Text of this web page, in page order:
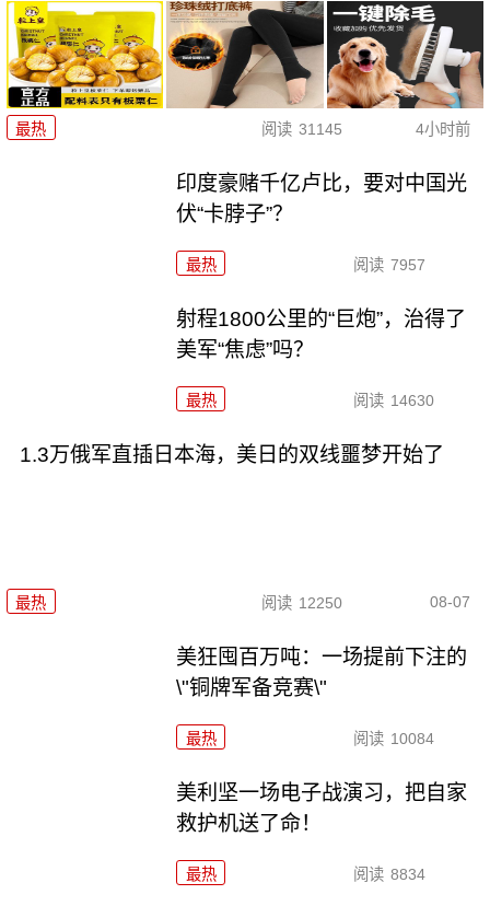
最热 阅读 31145 4小时前
印度豪赌千亿卢比，要对中国光
伏“卡脖子”？
最热 阅读 7957
射程1800公里的“巨炮”，治得了
美军“焦虑”吗？
最热 阅读 14630
1.3万俄军直插日本海，美日的双线噩梦开始了
最热 阅读 12250 08-07
美狂囤百万吨：一场提前下注的
\"铜牌军备竞赛\"
最热 阅读 10084
美利坚一场电子战演习，把自家
救护机送了命！
最热 阅读 8834